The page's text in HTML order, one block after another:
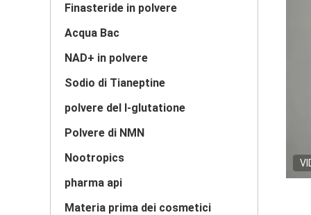
Finasteride in polvere
Acqua Bac
NAD+ in polvere
Sodio di Tianeptine
polvere del l-glutatione
Polvere di NMN
Nootropics
pharma api
Materia prima dei cosmetici